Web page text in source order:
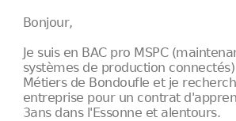
Bonjour,
Je suis en BAC pro MSPC
systèmes de production
Métiers de Bondoufle et je
entreprise pour un contrat
3ans dans l'Essonne et alentours.